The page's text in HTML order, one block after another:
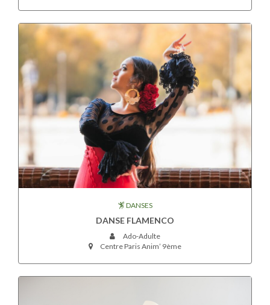
DANSES
DANSE FLAMENCO
Ado-Adulte
Centre Paris Anim’ 9ème